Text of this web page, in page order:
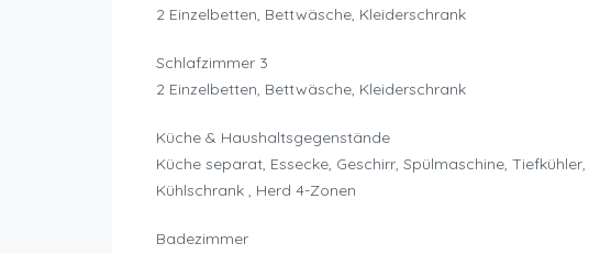
2 Einzelbetten, Bettwäsche, Kleiderschrank
Schlafzimmer 3
2 Einzelbetten, Bettwäsche, Kleiderschrank
Küche & Haushaltsgegenstände
Küche separat, Essecke, Geschirr, Spülmaschine,
Kühlschrank , Herd 4-Zonen
Badezimmer